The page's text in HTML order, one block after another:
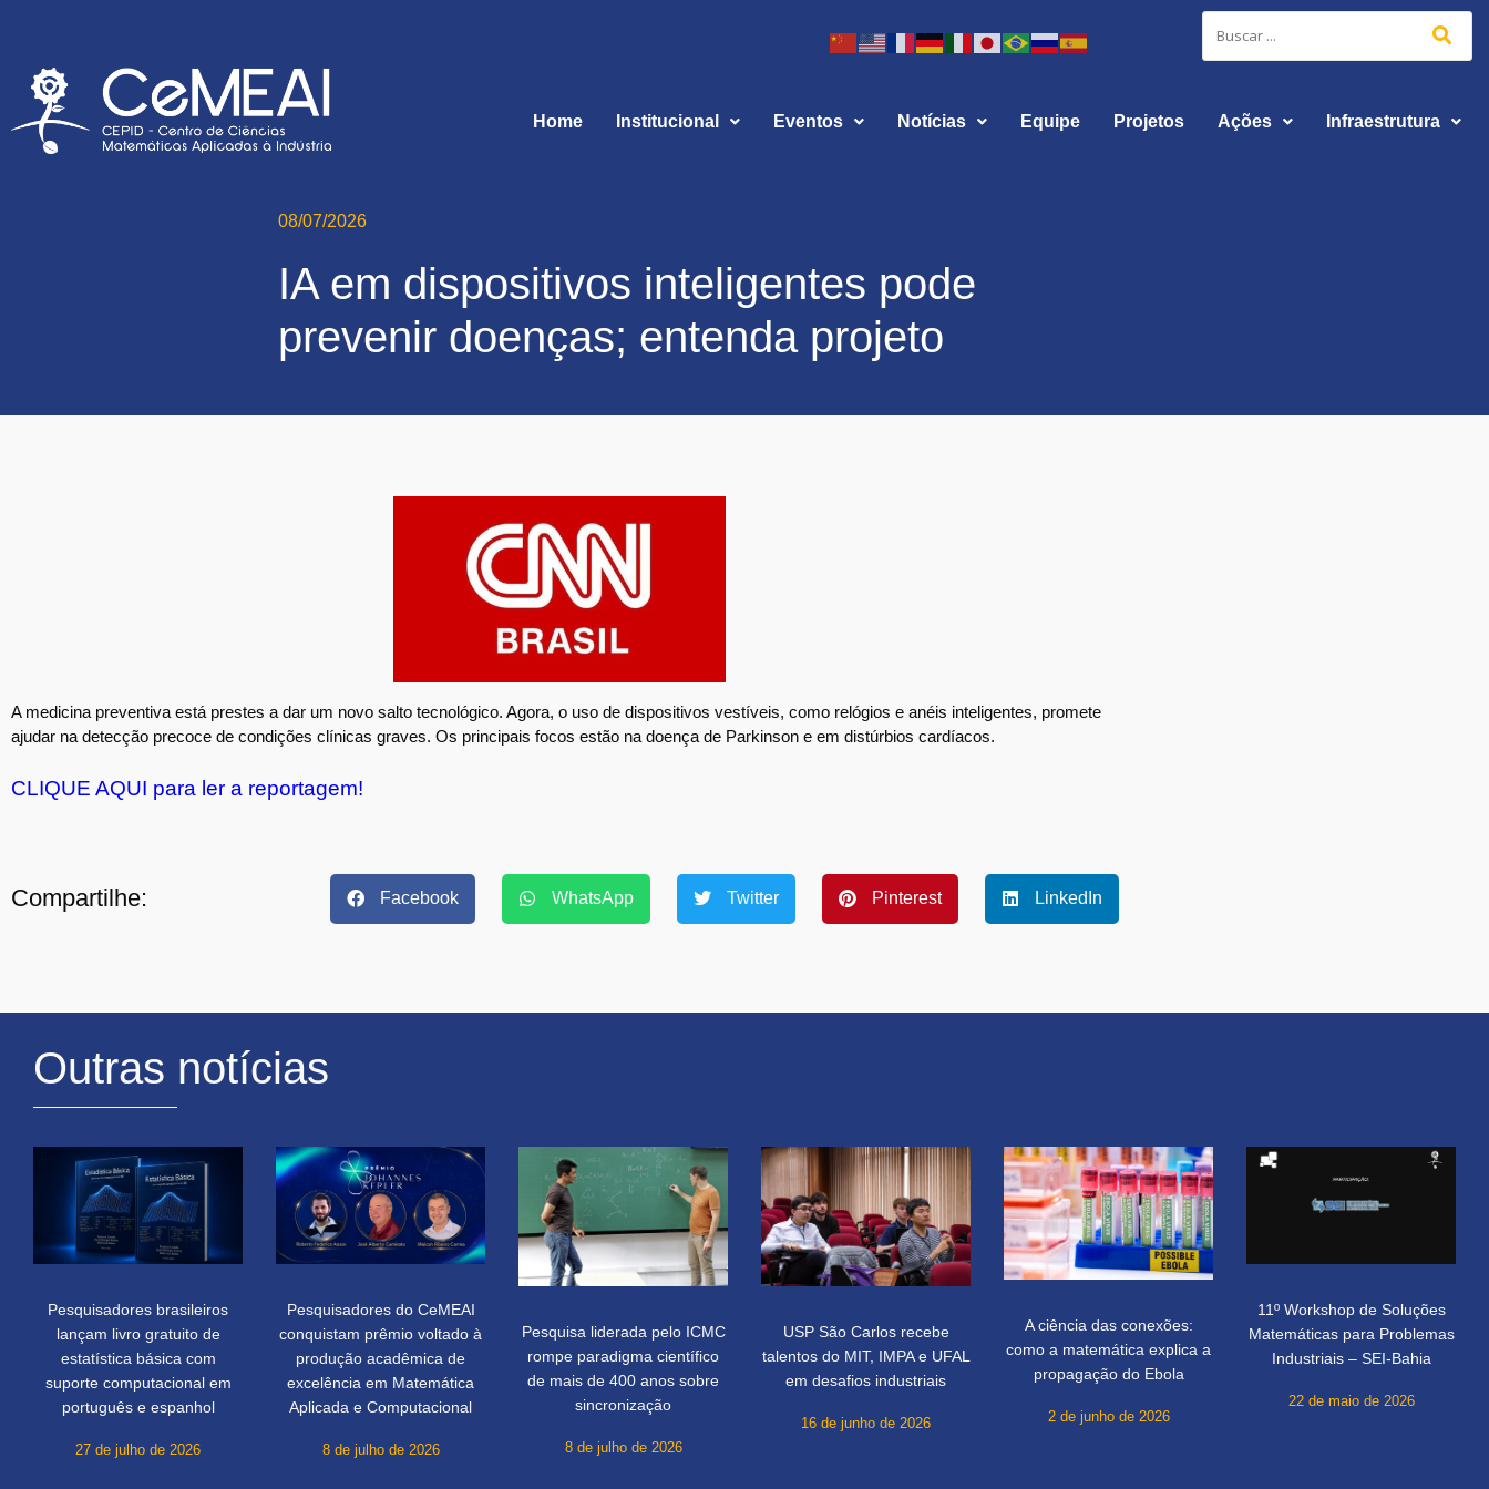
Home Institucional Eventos Notícias Equipe Projetos Ações Infraestrutura
08/07/2026
IA em dispositivos inteligentes pode
prevenir doenças; entenda projeto
A medicina preventiva está prestes a dar um novo salto tecnológico. Agora, o uso de dispositivos vestíveis, como relógios e anéis inteligentes, promete
ajudar na detecção precoce de condições clínicas graves. Os principais focos estão na doença de Parkinson e em distúrbios cardíacos.
CLIQUE AQUI para ler a reportagem!
Compartilhe: Facebook WhatsApp Twitter Pinterest LinkedIn
Outras notícias
Pesquisadores brasileiros
lançam livro gratuito de
estatística básica com
suporte computacional em
português e espanhol
27 de julho de 2026
Pesquisadores do CeMEAI
conquistam prêmio voltado à
produção acadêmica de
excelência em Matemática
Aplicada e Computacional
8 de julho de 2026
Pesquisa liderada pelo ICMC
rompe paradigma científico
de mais de 400 anos sobre
sincronização
8 de julho de 2026
USP São Carlos recebe
talentos do MIT, IMPA e UFAL
em desafios industriais
16 de junho de 2026
A ciência das conexões:
como a matemática explica a
propagação do Ebola
2 de junho de 2026
11º Workshop de Soluções
Matemáticas para Problemas
Industriais – SEI-Bahia
22 de maio de 2026